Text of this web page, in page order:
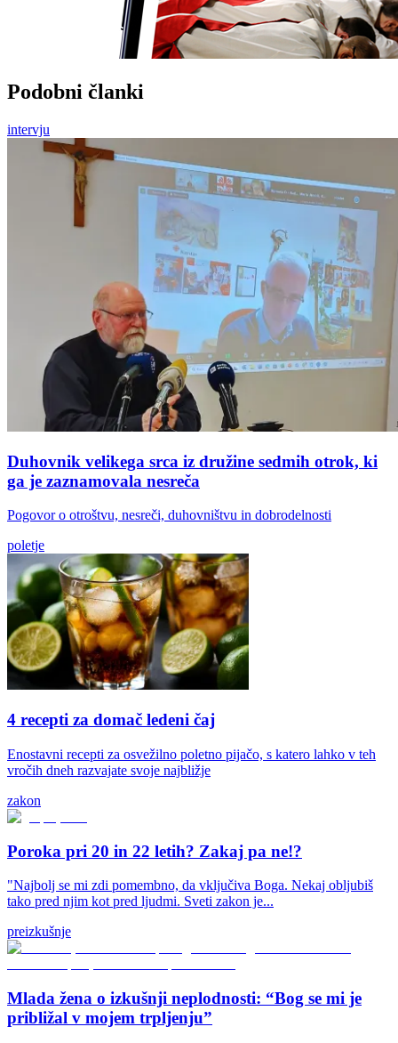
Podobni članki
intervju
Duhovnik velikega srca iz družine sedmih otrok, ki
ga je zaznamovala nesreča
Pogovor o otroštvu, nesreči, duhovništvu in dobrodelnosti
poletje
4 recepti za domač ledeni čaj
Enostavni recepti za osvežilno poletno pijačo, s katero lahko v teh
vročih dneh razvajate svoje najbližje
zakon
Poroka pri 20 in 22 letih? Zakaj pa ne!?
"Najbolj se mi zdi pomembno, da vključiva Boga. Nekaj obljubiš
tako pred njim kot pred ljudmi. Sveti zakon je...
preizkušnje
Mlada žena o izkušnji neplodnosti: “Bog se mi je
približal v mojem trpljenju”